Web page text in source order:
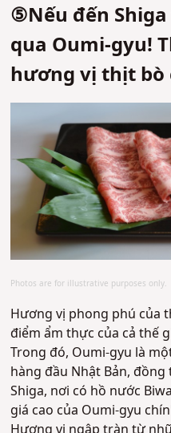
⑤Nếu đến
qua Oumi-gyu!
hương vị thịt bò
Photos are for illustrative purposes only.
Hương vị phong phú của
điểm ẩm thực của cả thế
Trong đó, Oumi-gyu là
hàng đầu Nhật Bản,
Shiga, nơi có hồ nước
giá cao của Oumi-gyu